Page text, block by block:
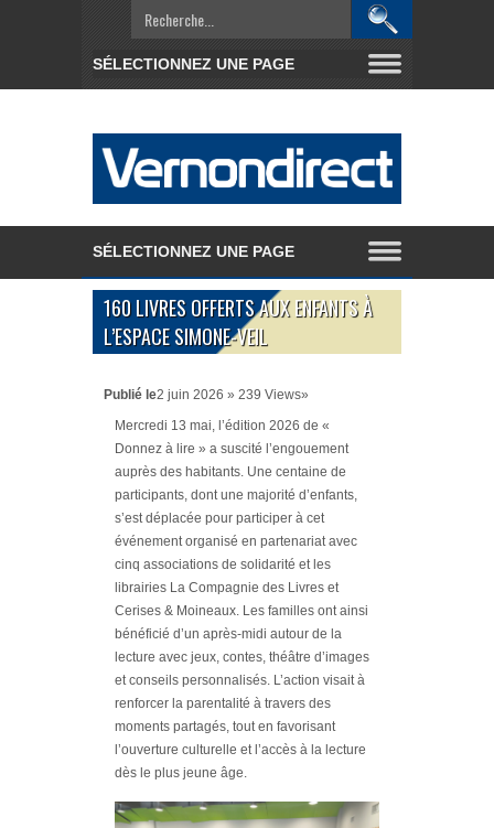
160 LIVRES OFFERTS AUX ENFANTS À
L’ESPACE SIMONE-VEIL
Publié le2 juin 2026 » 239 Views»
Mercredi 13 mai, l’édition 2026 de «
Donnez à lire » a suscité l’engouement
auprès des habitants. Une centaine de
participants, dont une majorité d’enfants,
s’est déplacée pour participer à cet
événement organisé en partenariat avec
cinq associations de solidarité et les
librairies La Compagnie des Livres et
Cerises & Moineaux. Les familles ont ainsi
bénéficié d’un après-midi autour de la
lecture avec jeux, contes, théâtre d’images
et conseils personnalisés. L’action visait à
renforcer la parentalité à travers des
moments partagés, tout en favorisant
l’ouverture culturelle et l’accès à la lecture
dès le plus jeune âge.